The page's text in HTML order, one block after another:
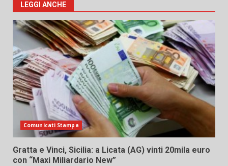
LEGGI ANCHE
Comunicati Stampa
Gratta e Vinci, Sicilia: a Licata (AG) vinti 20mila euro
con “Maxi Miliardario New”